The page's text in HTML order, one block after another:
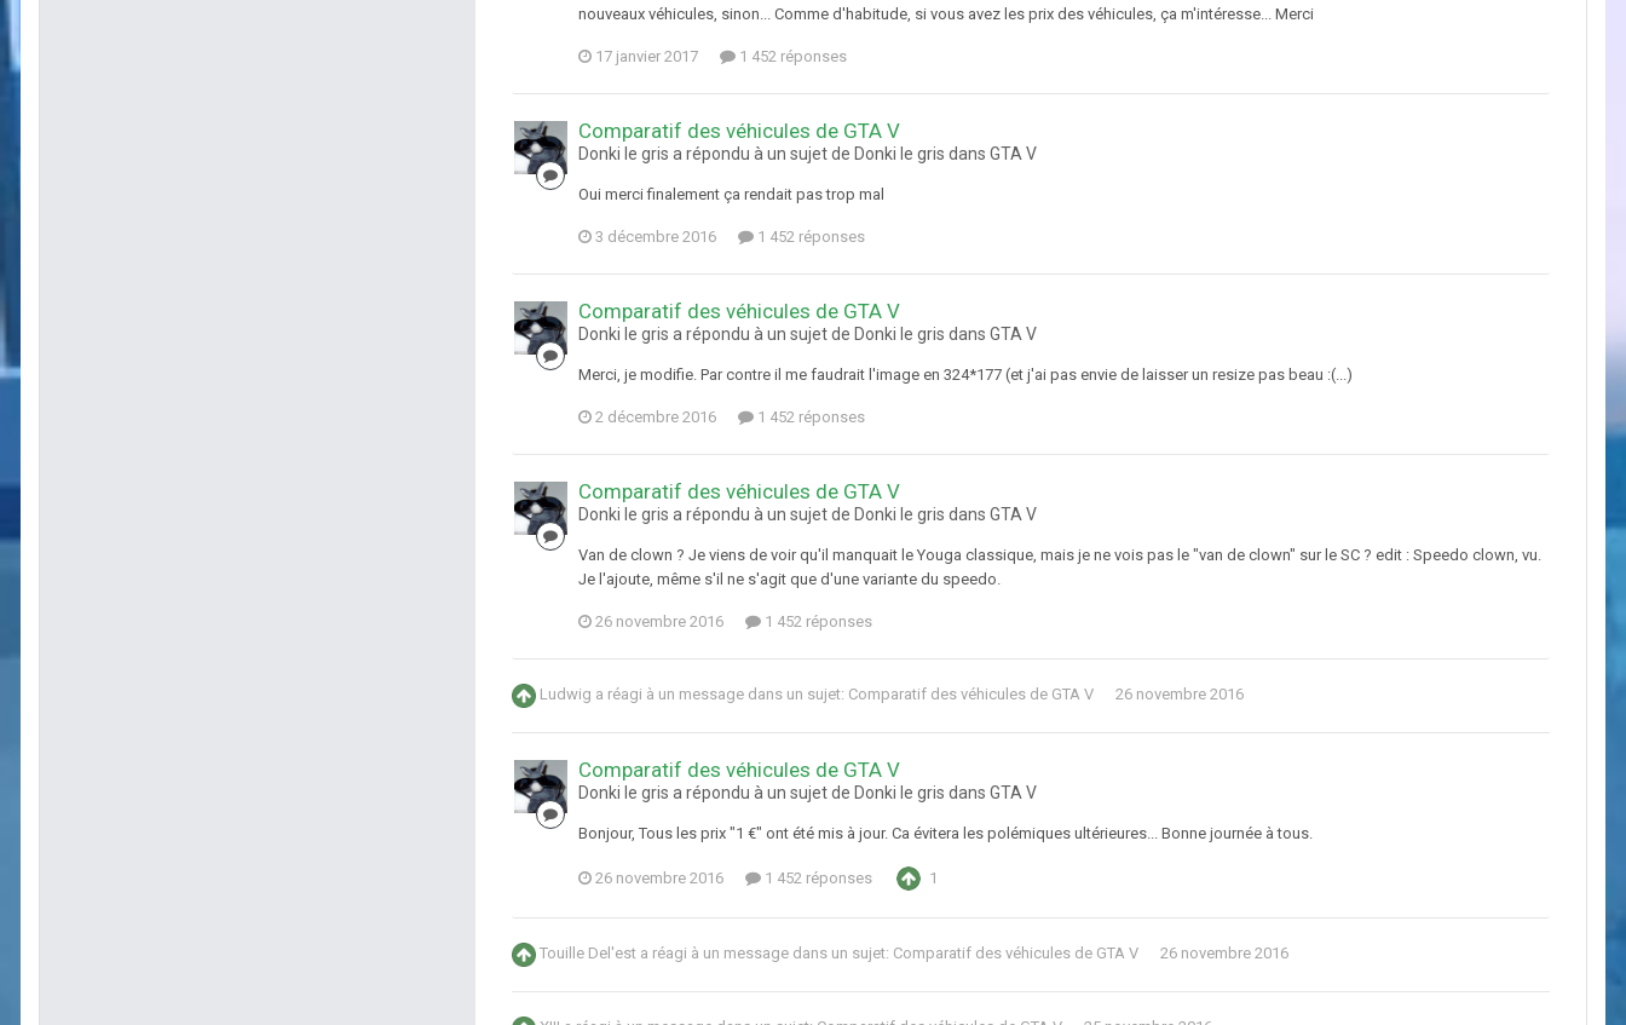
nouveaux véhicules, sinon... Comme d'habitude, si vous avez les prix des véhicules, ça m'intéresse... Merci
17 janvier 2017 1 452 réponses
Comparatif des véhicules de GTA V
Donki le gris a répondu à un sujet de Donki le gris dans GTA V
Oui merci finalement ça rendait pas trop mal
3 décembre 2016 1 452 réponses
Comparatif des véhicules de GTA V
Donki le gris a répondu à un sujet de Donki le gris dans GTA V
Merci, je modifie. Par contre il me faudrait l'image en 324*177 (et j'ai pas envie de laisser un resize pas beau :(...)
2 décembre 2016 1 452 réponses
Comparatif des véhicules de GTA V
Donki le gris a répondu à un sujet de Donki le gris dans GTA V
Van de clown ? Je viens de voir qu'il manquait le Youga classique, mais je ne vois pas le "van de clown" sur le SC ? edit : Speedo clown, vu.
Je l'ajoute, même s'il ne s'agit que d'une variante du speedo.
26 novembre 2016 1 452 réponses
Ludwig a réagi à un message dans un sujet: Comparatif des véhicules de GTA V 26 novembre 2016
Comparatif des véhicules de GTA V
Donki le gris a répondu à un sujet de Donki le gris dans GTA V
Bonjour, Tous les prix "1 €" ont été mis à jour. Ca évitera les polémiques ultérieures... Bonne journée à tous.
26 novembre 2016 1 452 réponses 1
Touille Del'est a réagi à un message dans un sujet: Comparatif des véhicules de GTA V 26 novembre 2016